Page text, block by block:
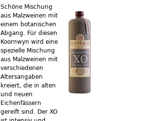
Schöne Mischung
aus Malzweinen mit
einem botanischen
Abgang. Für diesen
Koornwyn wird eine
spezielle Mischung
aus Malzweinen mit
verschiedenen
Altersangaben
kreiert, die in alten
und neuen
Eichenfässern
gereift sind. Der XO